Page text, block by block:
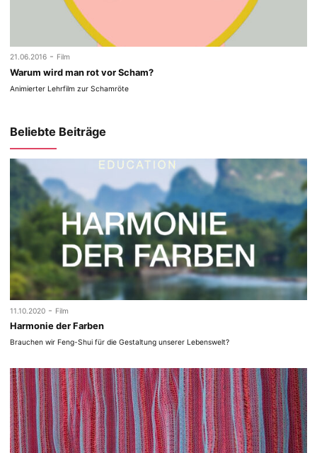
21.06.2016 - Film
Warum wird man rot vor Scham?
Animierter Lehrfilm zur Schamröte
Beliebte Beiträge
11.10.2020 - Film
Harmonie der Farben
Brauchen wir Feng-Shui für die Gestaltung unserer Lebenswelt?